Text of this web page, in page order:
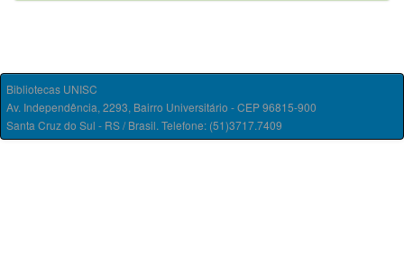
Bibliotecas UNISC
Av. Independência, 2293, Bairro Universitário - CEP 96815-900
Santa Cruz do Sul - RS / Brasil. Telefone: (51)3717.7409